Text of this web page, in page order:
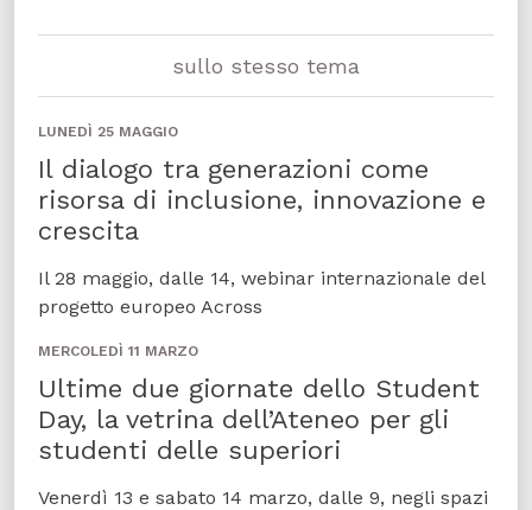
sullo stesso tema
LUNEDÌ 25 MAGGIO
Il dialogo tra generazioni come
risorsa di inclusione, innovazione e
crescita
Il 28 maggio, dalle 14, webinar internazionale del
progetto europeo Across
MERCOLEDÌ 11 MARZO
Ultime due giornate dello Student
Day, la vetrina dell’Ateneo per gli
studenti delle superiori
Venerdì 13 e sabato 14 marzo, dalle 9, negli spazi